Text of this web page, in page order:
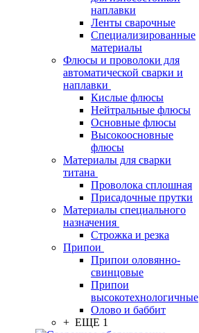
наплавки
Ленты сварочные
Специализированные
материалы
Флюсы и проволоки для
автоматической сварки и
наплавки
Кислые флюсы
Нейтральные флюсы
Основные флюсы
Высокоосновные
флюсы
Материалы для сварки
титана
Проволока сплошная
Присадочные прутки
Материалы специального
назначения
Строжка и резка
Припои
Припои оловянно-
свинцовые
Припои
высокотехнологичные
Олово и баббит
+ ЕЩЕ 1